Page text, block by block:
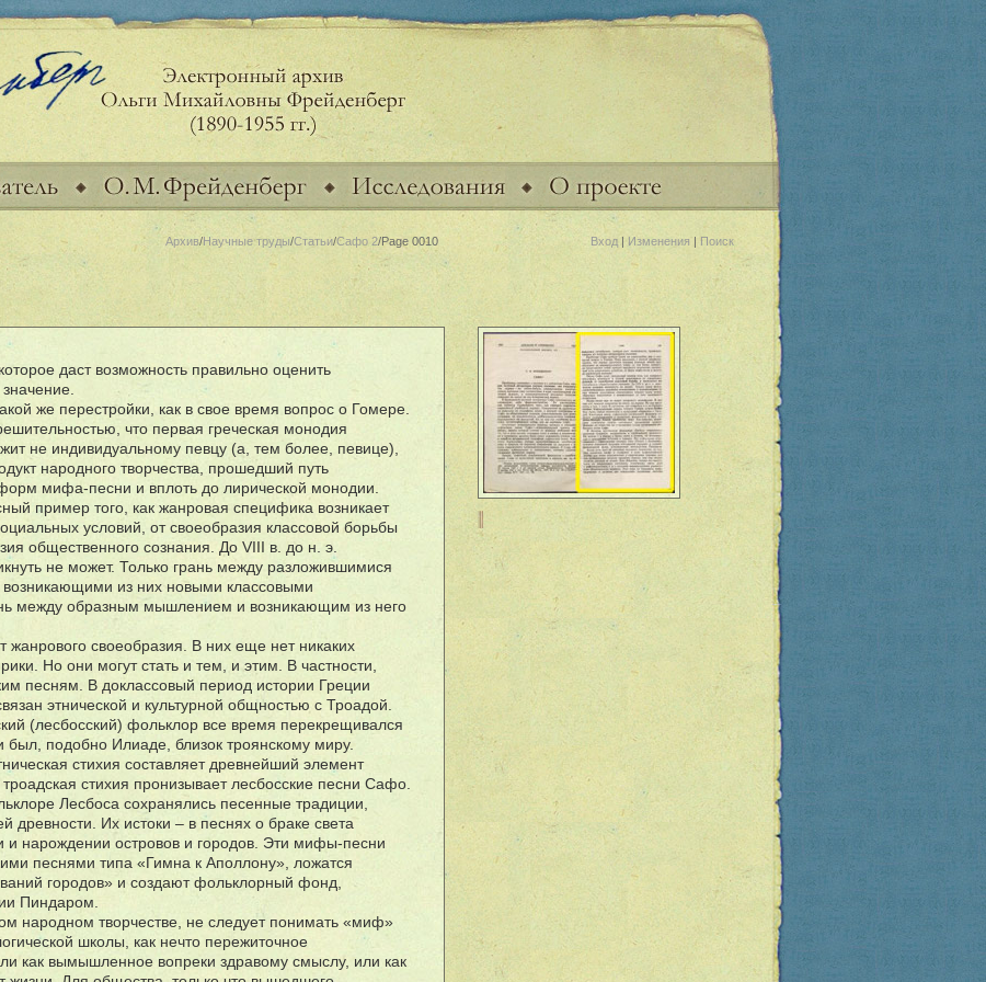
Архив/Научные труды/Статьи/Сафо 2/Page 0010 Вход| Изменения | Поиск
даст возможность правильно оценить
же перестройки, как в свое время вопрос о Гомере.
что первая греческая монодия
не индивидуальному певцу (а, тем более, певице),
народного творчества, прошедший путь
мифа-песни и вплоть до лирической монодии.
пример того, как жанровая специфика возникает
условий, от своеобразия классовой борьбы
общественного сознания. До VIII в. до н. э.
не может. Только грань между разложившимися
из них новыми классовыми
между образным мышлением и возникающим из него
своеобразия. В них еще нет никаких
Но они могут стать и тем, и этим. В частности,
песням. В доклассовый период истории Греции
этнической и культурной общностью с Троадой.
(лесбосский) фольклор все время перекрещивался
подобно Илиаде, близок троянскому миру.
стихия составляет древнейший элемент
стихия пронизывает лесбосские песни Сафо.
Лесбоса сохранялись песенные традиции,
древности. Их истоки – в песнях о браке света
и нарождении островов и городов. Эти мифы-песни
песнями типа «Гимна к Аполлону», ложатся
городов» и создают фольклорный фонд,
Пиндаром.
народном творчестве, не следует понимать «миф»
школы, как нечто пережиточное
как вымышленное вопреки здравому смыслу, или как